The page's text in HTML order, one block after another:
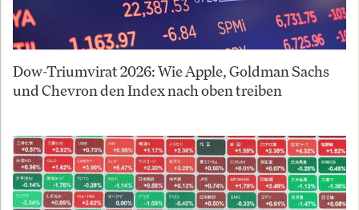
Dow-Triumvirat 2026: Wie Apple, Goldman Sachs
und Chevron den Index nach oben treiben